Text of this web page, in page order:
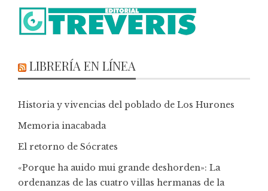
LIBRERÍA EN LÍNEA
Historia y vivencias del poblado de Los Hurones
Memoria inacabada
El retorno de Sócrates
«Porque ha auido mui grande deshorden»: La
ordenanzas de las cuatro villas hermanas de la